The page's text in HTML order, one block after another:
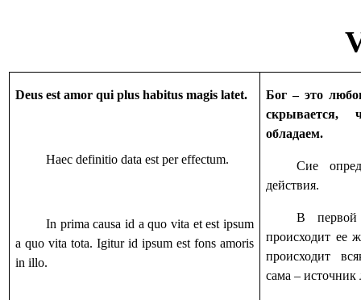
Deus est amor qui plus habitus magis latet.
Haec definitio data est per effectum.
In prima causa id a quo vita et est ipsum
a quo vita tota. Igitur id ipsum est fons amoris
in illo.
Бог – это
обладаем.
Сие
действия.
В
происходит ее
происходит
сама –